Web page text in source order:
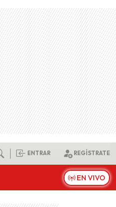
ENTRAR REGÍSTRATE
EN VIVO